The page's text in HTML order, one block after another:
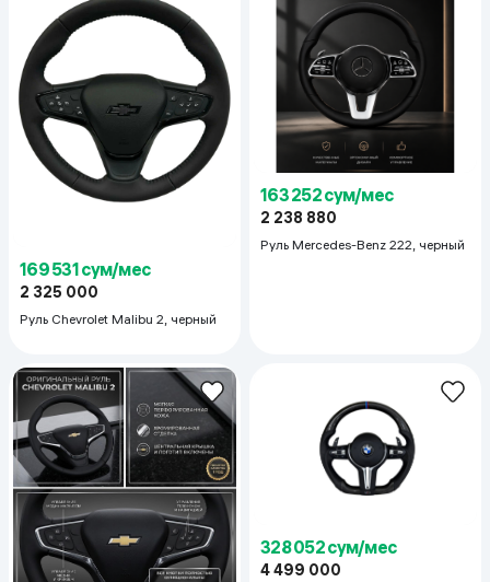
169 531 сум/мес
2 325 000
Руль Chevrolet Malibu 2, черный
163 252 сум/мес
2 238 880
Руль Mercedes-Benz 222, черный
328 052 сум/мес
4 499 000